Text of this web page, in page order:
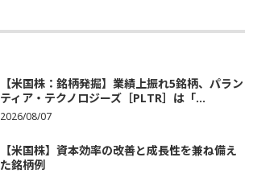
【米国株：銘柄発掘】業績上振れ5銘柄、パラン
ティア・テクノロジーズ［PLTR］は「...
2026/08/07
【米国株】資本効率の改善と成長性を兼ね備え
た銘柄例